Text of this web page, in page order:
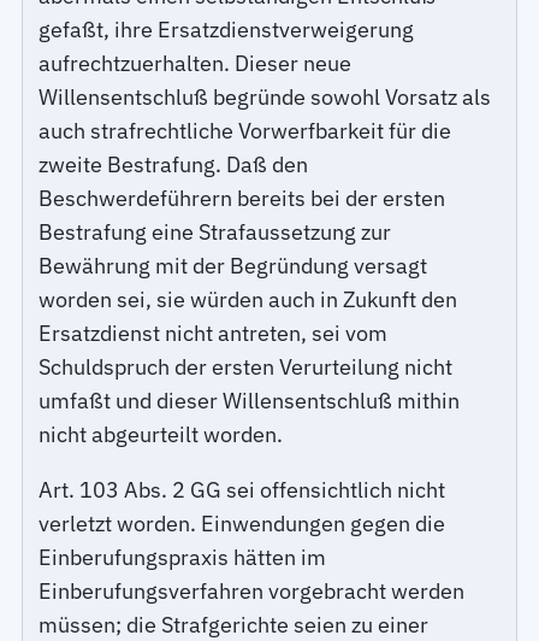
gefaßt, ihre Ersatzdienstverweigerung
aufrechtzuerhalten. Dieser neue
Willensentschluß begründe sowohl Vorsatz als
auch strafrechtliche Vorwerfbarkeit für die
zweite Bestrafung. Daß den
Beschwerdeführern bereits bei der ersten
Bestrafung eine Strafaussetzung zur
Bewährung mit der Begründung versagt
worden sei, sie würden auch in Zukunft den
Ersatzdienst nicht antreten, sei vom
Schuldspruch der ersten Verurteilung nicht
umfaßt und dieser Willensentschluß mithin
nicht abgeurteilt worden.
Art. 103 Abs. 2 GG sei offensichtlich nicht
verletzt worden. Einwendungen gegen die
Einberufungspraxis hätten im
Einberufungsverfahren vorgebracht werden
müssen; die Strafgerichte seien zu einer